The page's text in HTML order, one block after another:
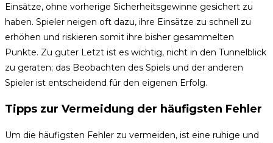
Einsätze, ohne vorherige Sicherheitsgewinne gesichert zu
haben. Spieler neigen oft dazu, ihre Einsätze zu schnell zu
erhöhen und riskieren somit ihre bisher gesammelten
Punkte. Zu guter Letzt ist es wichtig, nicht in den Tunnelblick
zu geraten; das Beobachten des Spiels und der anderen
Spieler ist entscheidend für den eigenen Erfolg.
Tipps zur Vermeidung der häufigsten Fehler
Um die häufigsten Fehler zu vermeiden, ist eine ruhige und